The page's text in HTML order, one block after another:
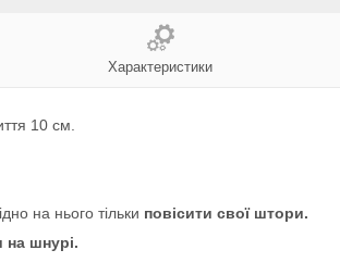
Характеристики
10 см.
на нього тільки повісити свої штори.
на шнурі.